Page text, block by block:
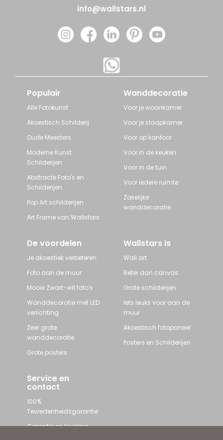
info@wallstars.nl
Populair
Alle Fotokunst
Akoestisch Schilderij
Oude Meesters
Moderne Kunst
Schilderijen
Abstracte Foto's en
Schilderijen
Pop Art schilderijen
Art Frame van Wallstars
Wanddecoratie
Voor je woonkamer
Voor je slaapkamer
Voor op kantoor
Voor in de keuken
Voor in de tuin
Voor iedere ruimte
Zakelijke
wanddecoratie
De voordelen
Je akoestiek verbeteren
Foto aan de muur
Mooie Zwart-wit foto's
Wanddecoratie met LED
verlichting
Zeer grote
wanddecoratie
Grote posters
Wallstars is
Wall art
Beter dan canvas
Grote schilderijen
Iets leuks voor aan de
muur
Akoestisch fotopaneel
Posters en Schilderijen
Service en
contact
100%
Tevredenheidsgarantie
Garantie en levering